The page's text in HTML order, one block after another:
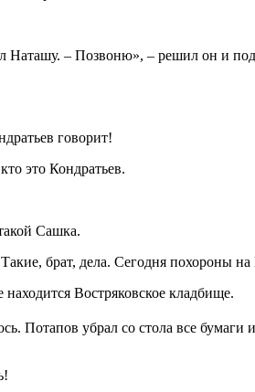
Наташу. – Позвоню», – решил он и
говорит!
это Кондратьев.
Сашка.
брат, дела. Сегодня похороны
Востряковское кладбище.
Потапов убрал со стола все